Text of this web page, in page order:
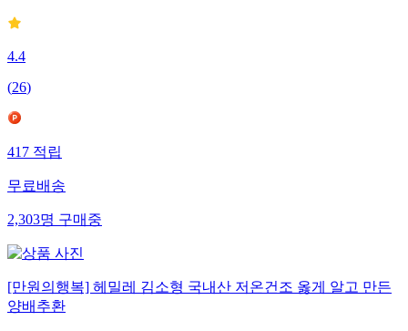
4.4
(26)
417 적립
무료배송
2,303명 구매중
[만원의행복] 헤밀레 김소형 국내산 저온건조 옳게 알고 만든
양배추환